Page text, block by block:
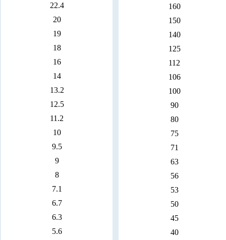
22.4
20
19
18
16
14
13.2
12.5
11.2
10
9.5
9
8
7.1
6.7
6.3
5.6
160
150
140
125
112
106
100
90
80
75
71
63
56
53
50
45
40